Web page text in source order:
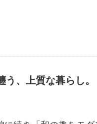
う、上質な暮らし。